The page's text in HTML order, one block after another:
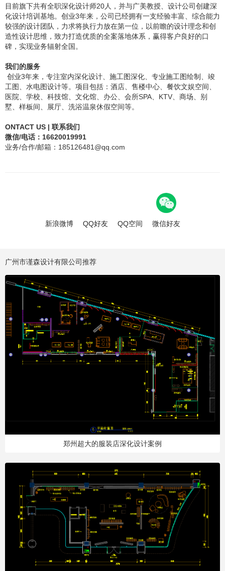
目前旗下共有全职深化设计师20人，并与广美教授、设计公司创建深
化设计培训基地。创业3年来，公司已经拥有一支经验丰富、综合能力
较强的设计团队，力求将执行力放在第一位，以前瞻的设计理念和创
造性设计思维，致力打造优质的全案落地体系，赢得客户良好的口
碑，实现业务辐射全国。
我们的服务
创业3年来，专注室内深化设计、施工图深化、专业施工图绘制、竣
工图、水电图设计等。项目包括：酒店、售楼中心、餐饮文娱空间、
医院、学校、科技馆、文化馆、办公、会所SPA、KTV、商场、别
墅、样板间、展厅、洗浴温泉休假空间等。
ONTACT US | 联系我们
微信/电话：16620019991
业务/合作/邮箱：185126481@qq.com
新浪微博 QQ好友 QQ空间 微信好友
广州市谨森设计有限公司推荐
郑州超大的服装店深化设计案例